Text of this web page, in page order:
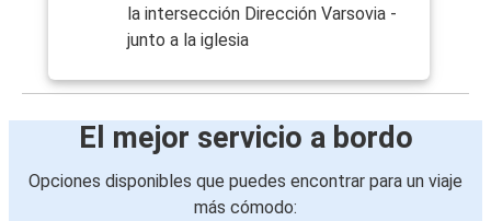
la intersección Dirección Varsovia -
junto a la iglesia
El mejor servicio a bordo
Opciones disponibles que puedes encontrar para un viaje
más cómodo: